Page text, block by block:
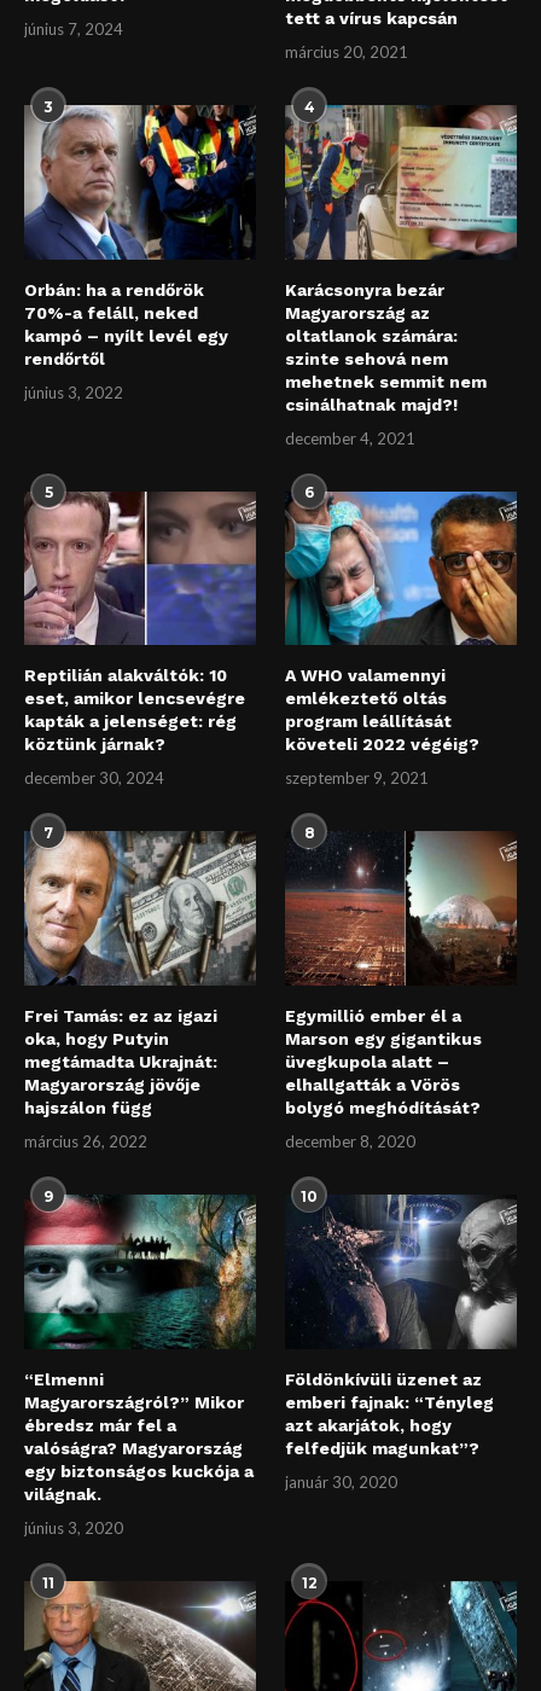
június 7, 2024
tett a vírus kapcsán
március 20, 2021
3
Orbán: ha a rendőrök
70%-a feláll, neked
kampó – nyílt levél egy
rendőrtől
június 3, 2022
4
Karácsonyra bezár
Magyarország az
oltatlanok számára:
szinte sehová nem
mehetnek semmit nem
csinálhatnak majd?!
december 4, 2021
5
Reptilián alakváltók: 10
eset, amikor lencsevégre
kapták a jelenséget: rég
köztünk járnak?
december 30, 2024
6
A WHO valamennyi
emlékeztető oltás
program leállítását
követeli 2022 végéig?
szeptember 9, 2021
7
Frei Tamás: ez az igazi
oka, hogy Putyin
megtámadta Ukrajnát:
Magyarország jövője
hajszálon függ
március 26, 2022
8
Egymillió ember él a
Marson egy gigantikus
üvegkupola alatt –
elhallgatták a Vörös
bolygó meghódítását?
december 8, 2020
9
“Elmenni
Magyarországról?” Mikor
ébredsz már fel a
valóságra? Magyarország
egy biztonságos kuckója a
világnak.
június 3, 2020
10
Földönkívüli üzenet az
emberi fajnak: “Tényleg
azt akarjátok, hogy
felfedjük magunkat”?
január 30, 2020
11 12